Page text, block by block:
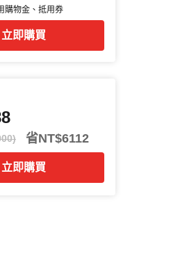
購物金、抵用券
立即購買
省NT$6112
立即購買